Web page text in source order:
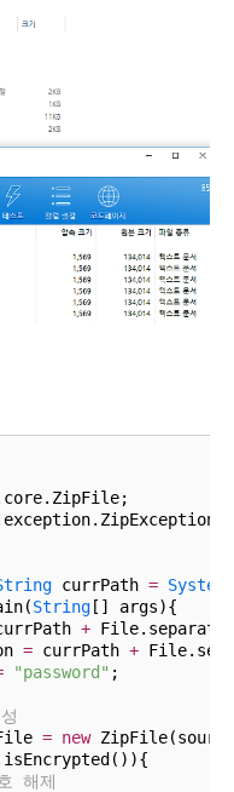
currPath = System
String [] args){
+
= currPath +
"password" ;
= new
해제